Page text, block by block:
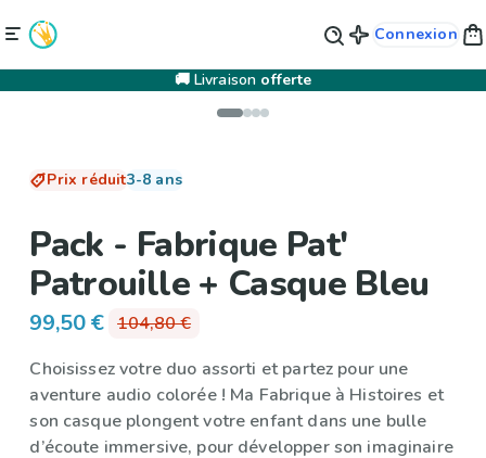
Connexion
🚚 Livraison offerte
Prix réduit3-8 ans
Pack - Fabrique Pat'
Patrouille + Casque Bleu
99,50 € 104,80 €
Choisissez votre duo assorti et partez pour une
aventure audio colorée ! Ma Fabrique à Histoires et
son casque plongent votre enfant dans une bulle
d’écoute immersive, pour développer son imaginaire